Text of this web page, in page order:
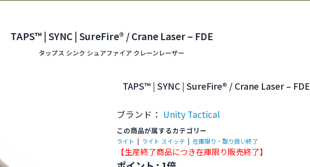
TAPS™ | SYNC | SureFire® / Crane Laser – FDE
タップス シンク シュアファイア クレーンレーザー
TAPS™ | SYNC | SureFire® / Crane Laser – FDE
ブランド： Unity Tactical
この商品が属するカテゴリー
ライト ライト スイッチ 在庫限り・取り扱い終了
【生産終了商品につき在庫限り販売終了】